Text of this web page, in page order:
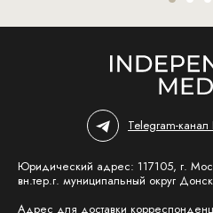
Telegram-
Юридический адрес: 117105, г.
вн.тер.г. муниципальный округ
Адрес для доставки